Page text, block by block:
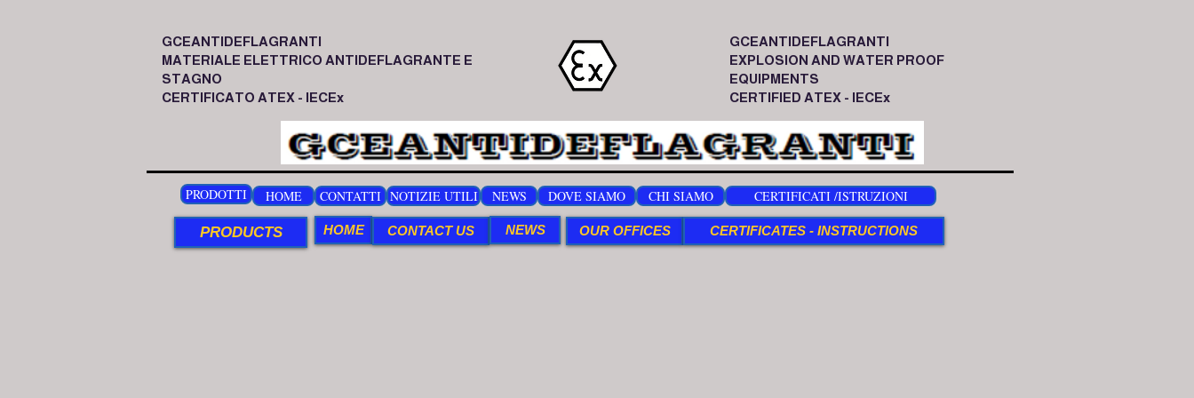
GCEANTIDEFLAGRANTI
MATERIALE ELETTRICO ANTIDEFLAGRANTE E
STAGNO
CERTIFICATO ATEX - IECEx
GCEANTIDEFLAGRANTI
EXPLOSION AND WATER PROOF
EQUIPMENTS
CERTIFIED ATEX - IECEx
PRODOTTI HOME
PRODUCTS
CONTATTI NOTIZIE UTILI NEWS DOVE SIAMO CHI SIAMO CERTIFICATI /ISTRUZIONI
HOME CONTACT US NEWS OUR OFFICES CERTIFICATES - INSTRUCTIONS